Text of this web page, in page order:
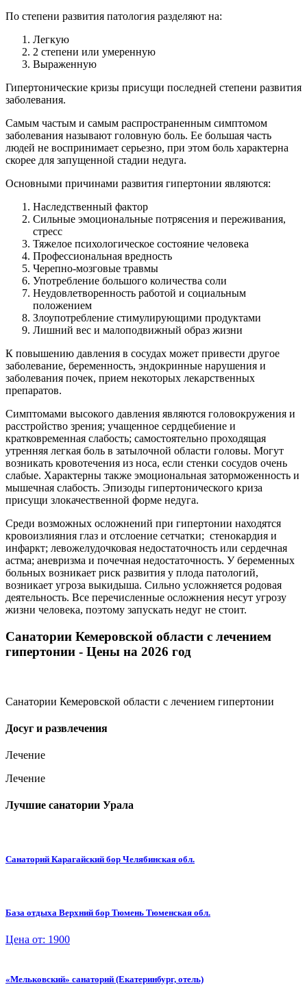
По степени развития патология разделяют на:
Легкую
2 степени или умеренную
Выраженную
Гипертонические кризы присущи последней степени развития
заболевания.
Самым частым и самым распространенным симптомом
заболевания называют головную боль. Ее большая часть
людей не воспринимает серьезно, при этом боль характерна
скорее для запущенной стадии недуга.
Основными причинами развития гипертонии являются:
Наследственный фактор
Сильные эмоциональные потрясения и переживания,
стресс
Тяжелое психологическое состояние человека
Профессиональная вредность
Черепно-мозговые травмы
Употребление большого количества соли
Неудовлетворенность работой и социальным
положением
Злоупотребление стимулирующими продуктами
Лишний вес и малоподвижный образ жизни
К повышению давления в сосудах может привести другое
заболевание, беременность, эндокринные нарушения и
заболевания почек, прием некоторых лекарственных
препаратов.
Симптомами высокого давления являются головокружения и
расстройство зрения; учащенное сердцебиение и
кратковременная слабость; самостоятельно проходящая
утренняя легкая боль в затылочной области головы. Могут
возникать кровотечения из носа, если стенки сосудов очень
слабые. Характерны также эмоциональная заторможенность и
мышечная слабость. Эпизоды гипертонического криза
присущи злокачественной форме недуга.
Среди возможных осложнений при гипертонии находятся
кровоизлияния глаз и отслоение сетчатки; стенокардия и
инфаркт; левожелудочковая недостаточность или сердечная
астма; аневризма и почечная недостаточность. У беременных
больных возникает риск развития у плода патологий,
возникает угроза выкидыша. Сильно усложняется родовая
деятельность. Все перечисленные осложнения несут угрозу
жизни человека, поэтому запускать недуг не стоит.
Санатории Кемеровской области с лечением
гипертонии - Цены на 2026 год
Санатории Кемеровской области с лечением гипертонии
Досуг и развлечения
Лечение
Лечение
Лучшие санатории Урала
Санаторий Карагайский бор Челябинская обл.
База отдыха Верхний бор Тюмень Тюменская обл.
Цена от: 1900
«Мельковский» санаторий (Екатеринбург, отель)